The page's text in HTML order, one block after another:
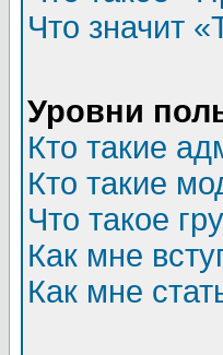
Что значит
Уровни
Кто такие
Кто такие
Что такое
Как мне
Как мне